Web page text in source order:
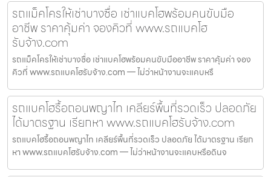
รถแม็คโครให้เช่าบางซื่อ เช่าแบคโฮพร้อมคนขับมือ
อาชีพ ราคาคุ้มค่า จองคิวที่ www.รถแบคโฮ
รับจ้าง.com
รถแม็คโครให้เช่าบางซื่อ เช่าแบคโฮพร้อมคนขับมืออาชีพ ราคาคุ้มค่า จอง
คิวที่ www.รถแบคโฮรับจ้าง.com — ไม่ว่าหน้างานจะแคบหรื
รถแบคโฮรื้อถอนพญาไท เคลียร์พื้นที่รวดเร็ว ปลอดภัย
ได้มาตรฐาน เรียกหา www.รถแบคโฮรับจ้าง.com
รถแบคโฮรื้อถอนพญาไท เคลียร์พื้นที่รวดเร็ว ปลอดภัย ได้มาตรฐาน เรียก
หา www.รถแบคโฮรับจ้าง.com — ไม่ว่าหน้างานจะแคบหรือดินจ